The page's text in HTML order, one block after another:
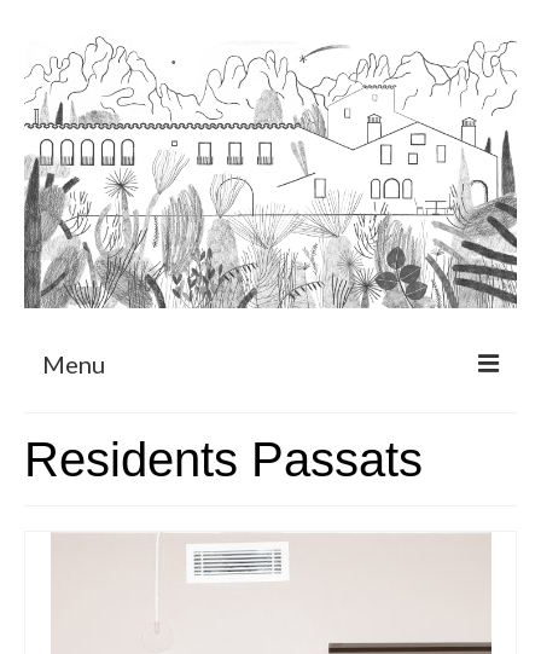
Menu
Programa de Residència
CRUCERO
Queda’t amb nosaltres
Residents Passats